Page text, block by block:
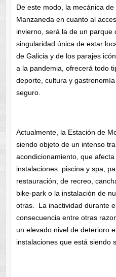
De este modo, la mecánica
Manzaneda en cuanto al
invierno, será la de un parque
singularidad única de estar
de Galicia y de los parajes
a la pandemia, ofrecerá todo
deporte, cultura y
seguro.
Actualmente, la Estación de
siendo objeto de un intenso
acondicionamiento, que
instalaciones: piscina y spa,
restauración, de recreo,
bike-park o la instalación de
otras. La inactividad durante
consecuencia entre otras
un elevado nivel de deterioro
instalaciones que está siendo